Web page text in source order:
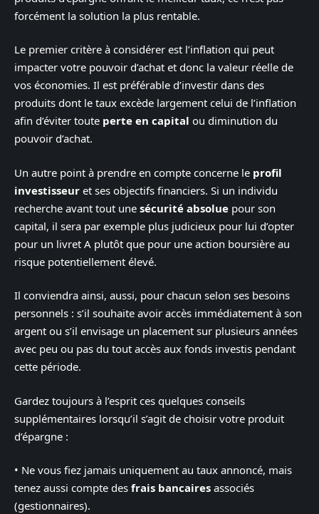
forcément la solution la plus rentable.
Le premier critère à considérer est l’inflation qui peut
impacter votre pouvoir d’achat et donc la valeur réelle de
vos économies. Il est préférable d’investir dans des
produits dont le taux excède largement celui de l’inflation
afin d’éviter toute perte en capital ou diminution du
pouvoir d’achat.
Un autre point à prendre en compte concerne le profil
investisseur et ses objectifs financiers. Si un individu
recherche avant tout une sécurité absolue pour son
capital, il sera par exemple plus judicieux pour lui d’opter
pour un livret A plutôt que pour une action boursière au
risque potentiellement élevé.
Il conviendra ainsi, aussi, pour chacun selon ses besoins
personnels : s’il souhaite avoir accès immédiatement à son
argent ou s’il envisage un placement sur plusieurs années
avec peu ou pas du tout accès aux fonds investis pendant
cette période.
Gardez toujours à l’esprit ces quelques conseils
supplémentaires lorsqu’il s’agit de choisir votre produit
d’épargne :
• Ne vous fiez jamais uniquement au taux annoncé, mais
tenez aussi compte des frais bancaires associés
(gestionnaires).